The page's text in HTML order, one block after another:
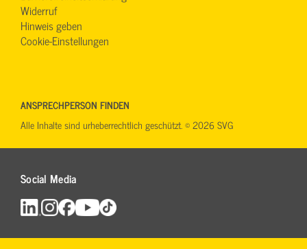
Widerruf
Hinweis geben
Cookie-Einstellungen
Social Media
ANSPRECHPERSON FINDEN
Alle Inhalte sind urheberrechtlich geschützt. © 2026 SVG